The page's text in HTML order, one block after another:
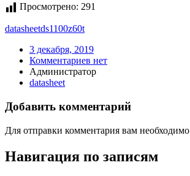
Просмотрено: 291
datasheetds1100z60t
3 декабря, 2019
Комментариев нет
Администратор
datasheet
Добавить комментарий
Для отправки комментария вам необходимо
Навигация по записям